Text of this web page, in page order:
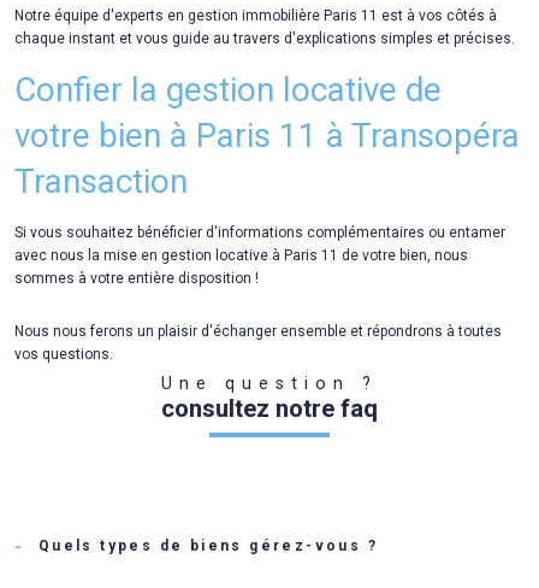
Notre équipe d'experts en gestion immobilière Paris 11 est à vos côtés à
chaque instant et vous guide au travers d'explications simples et précises.
Confier la gestion locative de
votre bien à Paris 11 à Transopéra
Transaction
Si vous souhaitez bénéficier d'informations complémentaires ou entamer
avec nous la mise en gestion locative à Paris 11 de votre bien, nous
sommes à votre entière disposition !
Nous nous ferons un plaisir d'échanger ensemble et répondrons à toutes
vos questions.
Une question ?
consultez notre faq
Quels types de biens gérez-vous ?